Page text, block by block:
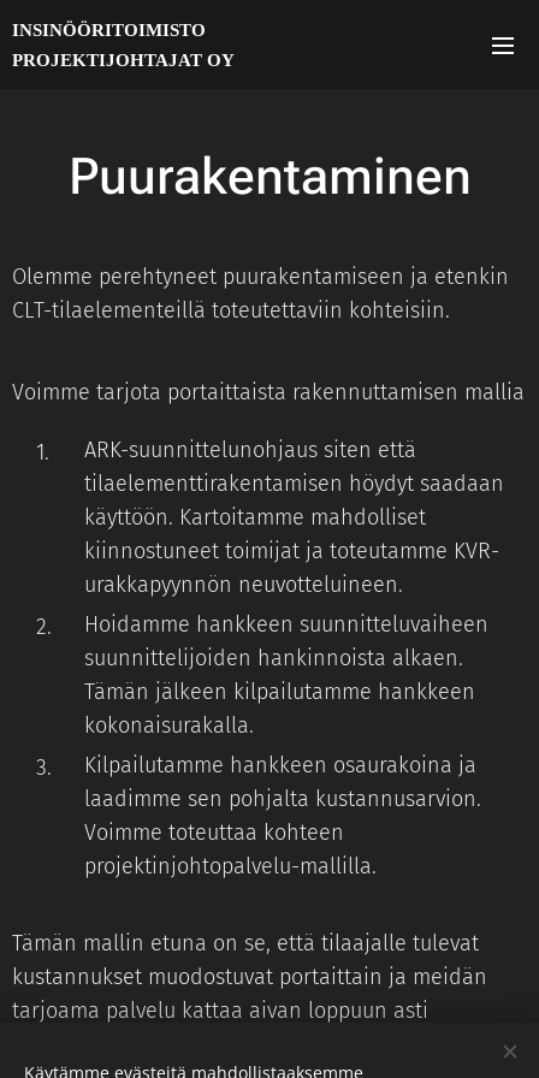
INSINÖÖRITOIMISTO
PROJEKTIJOHTAJAT OY
Puurakentaminen
Olemme perehtyneet puurakentamiseen ja etenkin
CLT-tilaelementeillä toteutettaviin kohteisiin.
Voimme tarjota portaittaista rakennuttamisen mallia
ARK-suunnittelunohjaus siten että
tilaelementtirakentamisen höydyt saadaan
käyttöön. Kartoitamme mahdolliset
kiinnostuneet toimijat ja toteutamme KVR-
urakkapyynnön neuvotteluineen.
Hoidamme hankkeen suunnitteluvaiheen
suunnittelijoiden hankinnoista alkaen.
Tämän jälkeen kilpailutamme hankkeen
kokonaisurakalla.
Kilpailutamme hankkeen osaurakoina ja
laadimme sen pohjalta kustannusarvion.
Voimme toteuttaa kohteen
projektinjohtopalvelu-mallilla.
Tämän mallin etuna on se, että tilaajalle tulevat
kustannukset muodostuvat portaittain ja meidän
tarjoama palvelu kattaa aivan loppuun asti
Käytämme evästeitä mahdollistaaksemme